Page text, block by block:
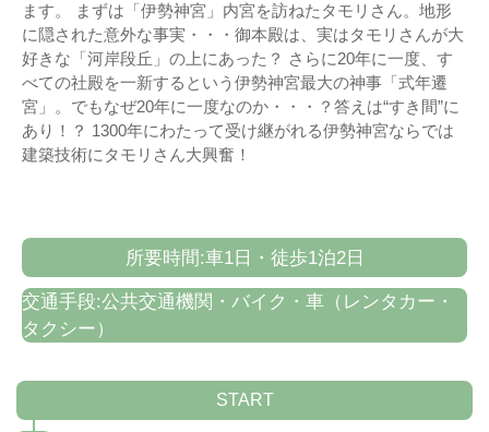
ます。 まずは「伊勢神宮」内宮を訪ねたタモリさん。地形
に隠された意外な事実・・・御本殿は、実はタモリさんが大
好きな「河岸段丘」の上にあった？ さらに20年に一度、す
べての社殿を一新するという伊勢神宮最大の神事「式年遷
宮」。でもなぜ20年に一度なのか・・・？答えは“すき間”に
あり！？ 1300年にわたって受け継がれる伊勢神宮ならでは
建築技術にタモリさん大興奮！
所要時間:車1日・徒歩1泊2日
交通手段:公共交通機関・バイク・車（レンタカー・
タクシー）
START